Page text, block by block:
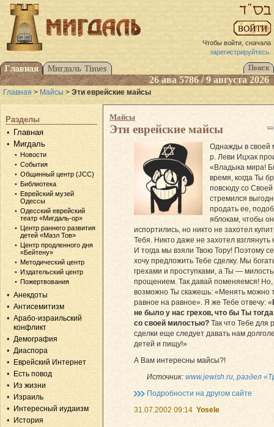
Чтобы войти, сначала
зарегистрируйтесь.
26 ава 5786 / 9 августа 2026
Главная > Майсы > Эти еврейские майсы
Разделы
Главная
Мигдаль
Новости
События
Общинный центр (JCC)
Библиотека
Еврейский музей
Одессы
Одесский еврейский
театр «Мигдаль-ор»
Центр раннего развития
детей «Мазл Тов»
Центр продленного дня
«Бейтену»
Методический центр
Издательский центр
Пожертвования
Анекдоты
Антисемитизм
Арабо-израильский
конфликт
Демография
Диаспора
Еврейский Интернет
Есть повод
Из жизни
Израиль
Интересный иудаизм
История
Майсы
Эти еврейские майсы
Однажды в своей
р. Леви Ицхак
«Владыка мира!
время, когда Ты
повсюду со
стремился
продать ее,
яблокам, чтобы
испортились, но никто не захотел
Тебя. Никто даже не захотел взглянуть
И тогда мы взяли Твою Тору! Поэтому
хочу предложить Тебе сделку. Мы
грехами и проступками, а Ты —
прощением. Так давай поменяемся! Но,
возможно Ты скажешь: «Менять можно
равное на равное». Я же Тебе отвечу: «
не было у нас грехов, что бы Ты
со своей милостью? Так что Тебе для
сделки еще следует давать нам
детей и пищу!»
А Вам интересны майсы?!
Источник: www.jewish.ru, раздел
Подробности на другом сайте
31.07.2002 09:14 Yosele